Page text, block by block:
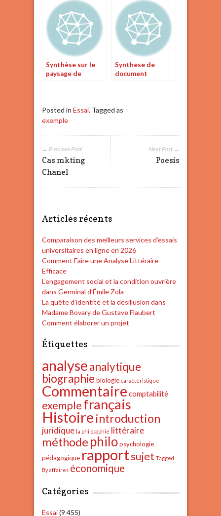
Synthèse sur le
paysage de
Synthese de
document
Posted in Essai. Tagged as
exemple
Next Post →
Poesis
← Previous Post
Cas mkting
Chanel
Articles récents
Comparaison des meilleurs services d’essais
universitaires en ligne en 2026
Comment Faire une Analyse Littéraire
Efficace
L’engagement social et la condition ouvrière
dans Germinal d’Émile Zola
La quête d’identité et la désillusion dans
Madame Bovary de Gustave Flaubert
Comment élaborer un projet
Étiquettes
analyseanalytique
biographie biologie caractéristique
Commentaire comptabilité
exemplefrançais
Histoire introduction
juridique la philosophie littéraire
méthode philo psychologie
pédagogique rapportsujet Tagged
By affaires économique
Catégories
Essai(9 455)